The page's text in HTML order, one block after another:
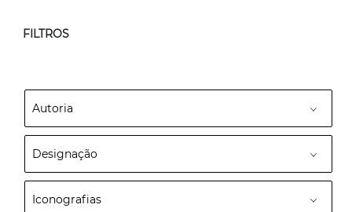
FILTROS
Autoria
Designação
Iconografias